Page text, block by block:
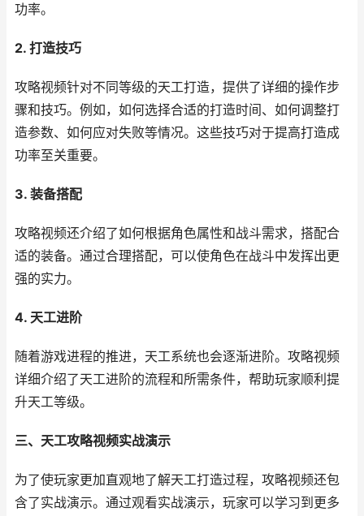
功率。
2. 打造技巧
攻略视频针对不同等级的天工打造，提供了详细的操作步
骤和技巧。例如，如何选择合适的打造时间、如何调整打
造参数、如何应对失败等情况。这些技巧对于提高打造成
功率至关重要。
3. 装备搭配
攻略视频还介绍了如何根据角色属性和战斗需求，搭配合
适的装备。通过合理搭配，可以使角色在战斗中发挥出更
强的实力。
4. 天工进阶
随着游戏进程的推进，天工系统也会逐渐进阶。攻略视频
详细介绍了天工进阶的流程和所需条件，帮助玩家顺利提
升天工等级。
三、天工攻略视频实战演示
为了使玩家更加直观地了解天工打造过程，攻略视频还包
含了实战演示。通过观看实战演示，玩家可以学习到更多